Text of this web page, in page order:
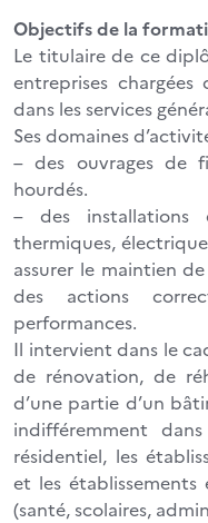
Objectifs de la
Le titulaire de ce
entreprises
dans les services
Ses domaines
– des ouvrages de
hourdés.
– des installations
thermiques,
assurer le maintien
des actions
performances.
Il intervient dans le
de rénovation, de
d’une partie d’un
indifféremment
résidentiel, les
et les
(santé, scolaires,